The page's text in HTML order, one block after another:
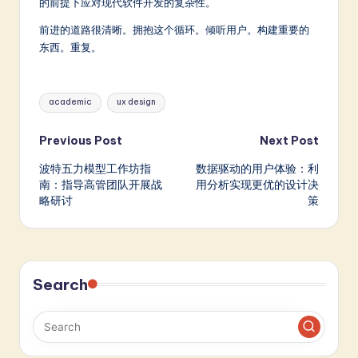
前进的道路很清晰。拥抱这个循环。倾听用户。构建重要的
东西。重复。
Tags:
academic ux design
Post
navigation
Previous Post
波特五力模型工作坊指
南：指导高管团队开展战
略研讨
Next Post
数据驱动的用户体验：利
用分析实现更优的设计决
策
Search